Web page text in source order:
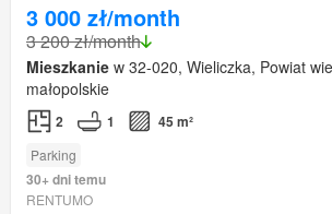
3 000 zł/month
3 200 zł/month
Mieszkanie w 32-020, Wieliczka, Powiat
małopolskie
2 1 45 m²
Parking
30+ dni temu
RENTUMO